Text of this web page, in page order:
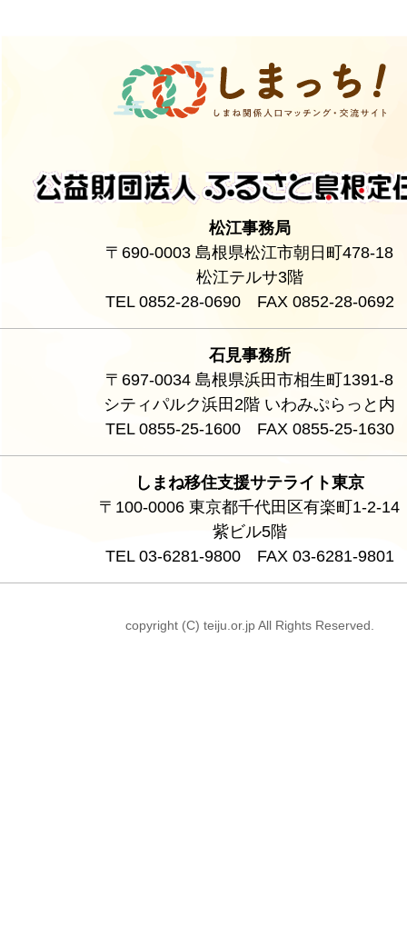
松江事務局
〒690-0003 島根県松江市朝日町478-18
松江テルサ3階
TEL 0852-28-0690 FAX 0852-28-0692
石見事務所
〒697-0034 島根県浜田市相生町1391-8
シティパルク浜田2階 いわみぷらっと内
TEL 0855-25-1600 FAX 0855-25-1630
しまね移住支援サテライト東京
〒100-0006 東京都千代田区有楽町1-2-14
紫ビル5階
TEL 03-6281-9800 FAX 03-6281-9801
copyright (C) teiju.or.jp All Rights Reserved.